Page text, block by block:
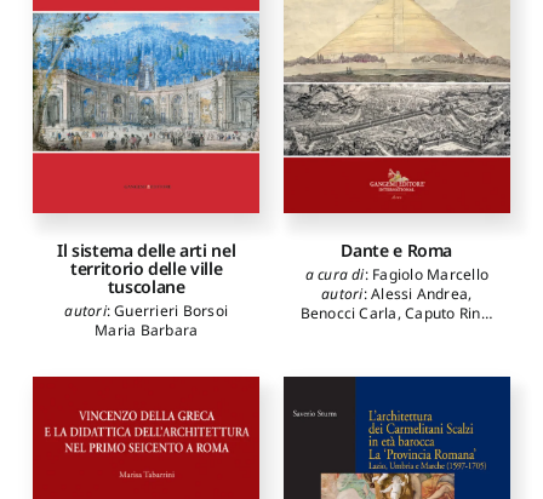
Il sistema delle arti nel
territorio delle ville
tuscolane
autori:Guerrieri Borsoi
Maria Barbara
Dante e Roma
a cura di: Fagiolo Marcello
autori:Alessi Andrea,
Benocci Carla,Caputo Rino,
Pietro
,Longo Nicola
Panetta Vito Rocco,Procida
Elisabetta,Quaglioni Diego
Ribichini Luca,Romano
Serena,Teodonio Marcello